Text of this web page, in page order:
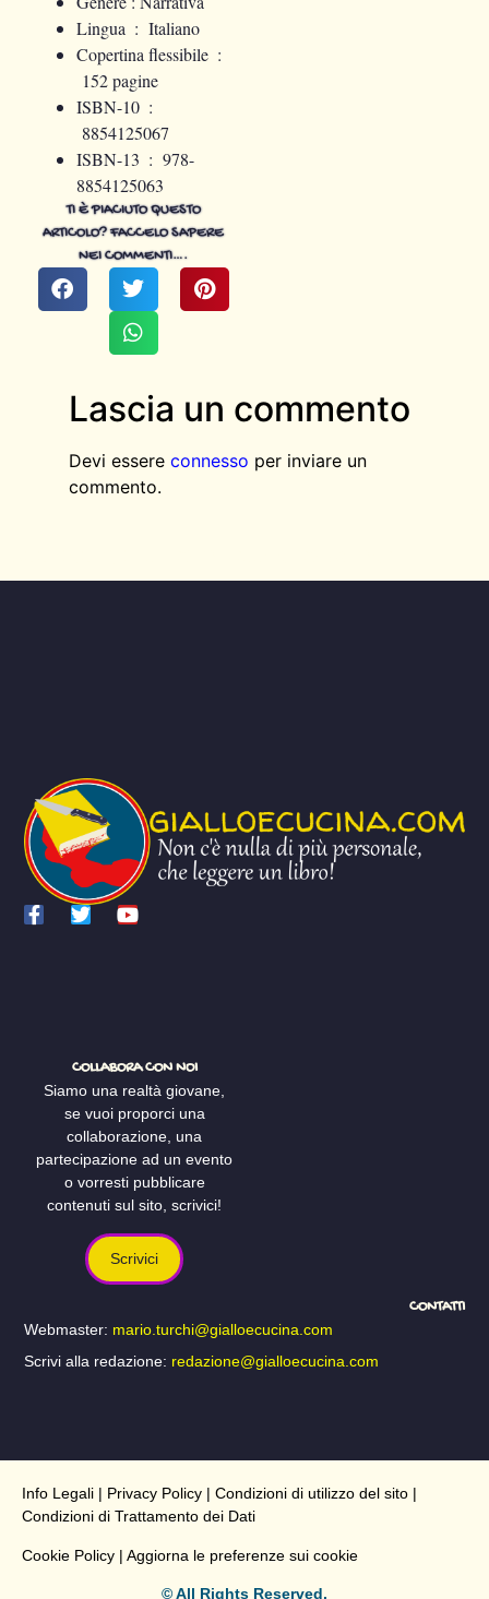
TI È PIACIUTO QUESTO
ARTICOLO? FACCELO SAPERE
NEI COMMENTI….
Lingua ‏ : ‎ Italiano
Copertina flessibile ‏ :
152 pagine
ISBN-10 ‏ :
8854125067
ISBN-13 ‏ : ‎ 978-
8854125063
Lascia un commento
Devi essere connesso per inviare un
commento.
COLLABORA CON NOI
Siamo una realtà giovane,
se vuoi proporci una
collaborazione, una
partecipazione ad un evento
o vorresti pubblicare
contenuti sul sito, scrivici!
Scrivici
CONTATTI
Webmaster: mario.turchi@gialloecucina.com
Scrivi alla redazione: redazione@gialloecucina.com
Info Legali | Privacy Policy | Condizioni di utilizzo del sito |
Condizioni di Trattamento dei Dati
Cookie Policy | Aggiorna le preferenze sui cookie
© All Rights Reserved.